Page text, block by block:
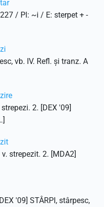
/ Pl: ~i / E: sterpet + -
vb. IV. Refl. și tranz. A
2. [DEX '09]
v. strepezit. 2. [MDA2]
'09] STÂRPI, stârpesc,